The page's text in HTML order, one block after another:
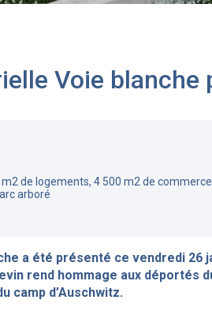
Voie blanche
de logements, 4 500 m2 de
arboré
a été présenté ce vendredi
rend hommage aux déportés
camp d’Auschwitz.